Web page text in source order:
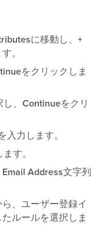
に移動し、 +
。
をクリックしま
、 Continueをクリ
入力します。
す。
Email Address文字列
、ユーザー登録イ
ルールを選択しま